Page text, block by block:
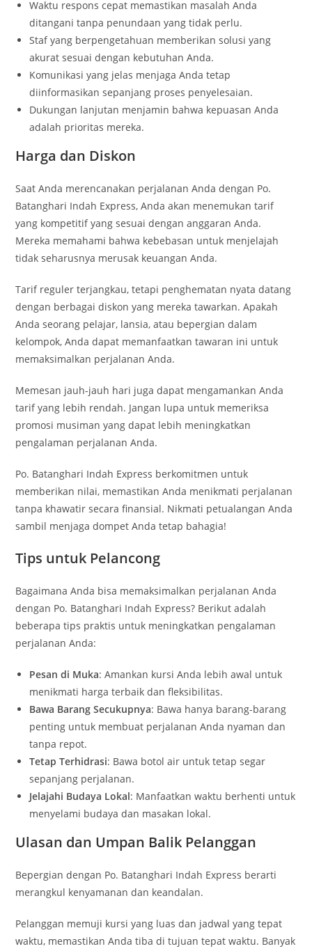
Waktu respons cepat memastikan masalah Anda
ditangani tanpa penundaan yang tidak perlu.
Staf yang berpengetahuan memberikan solusi yang
akurat sesuai dengan kebutuhan Anda.
Komunikasi yang jelas menjaga Anda tetap
diinformasikan sepanjang proses penyelesaian.
Dukungan lanjutan menjamin bahwa kepuasan Anda
adalah prioritas mereka.
Harga dan Diskon
Saat Anda merencanakan perjalanan Anda dengan Po.
Batanghari Indah Express, Anda akan menemukan tarif
yang kompetitif yang sesuai dengan anggaran Anda.
Mereka memahami bahwa kebebasan untuk menjelajah
tidak seharusnya merusak keuangan Anda.
Tarif reguler terjangkau, tetapi penghematan nyata datang
dengan berbagai diskon yang mereka tawarkan. Apakah
Anda seorang pelajar, lansia, atau bepergian dalam
kelompok, Anda dapat memanfaatkan tawaran ini untuk
memaksimalkan perjalanan Anda.
Memesan jauh-jauh hari juga dapat mengamankan Anda
tarif yang lebih rendah. Jangan lupa untuk memeriksa
promosi musiman yang dapat lebih meningkatkan
pengalaman perjalanan Anda.
Po. Batanghari Indah Express berkomitmen untuk
memberikan nilai, memastikan Anda menikmati perjalanan
tanpa khawatir secara finansial. Nikmati petualangan Anda
sambil menjaga dompet Anda tetap bahagia!
Tips untuk Pelancong
Bagaimana Anda bisa memaksimalkan perjalanan Anda
dengan Po. Batanghari Indah Express? Berikut adalah
beberapa tips praktis untuk meningkatkan pengalaman
perjalanan Anda:
Pesan di Muka: Amankan kursi Anda lebih awal untuk
menikmati harga terbaik dan fleksibilitas.
Bawa Barang Secukupnya: Bawa hanya barang-barang
penting untuk membuat perjalanan Anda nyaman dan
tanpa repot.
Tetap Terhidrasi: Bawa botol air untuk tetap segar
sepanjang perjalanan.
Jelajahi Budaya Lokal: Manfaatkan waktu berhenti untuk
menyelami budaya dan masakan lokal.
Ulasan dan Umpan Balik Pelanggan
Bepergian dengan Po. Batanghari Indah Express berarti
merangkul kenyamanan dan keandalan.
Pelanggan memuji kursi yang luas dan jadwal yang tepat
waktu, memastikan Anda tiba di tujuan tepat waktu. Banyak